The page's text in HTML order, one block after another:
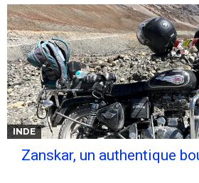
INDE
Zanskar, un authentique